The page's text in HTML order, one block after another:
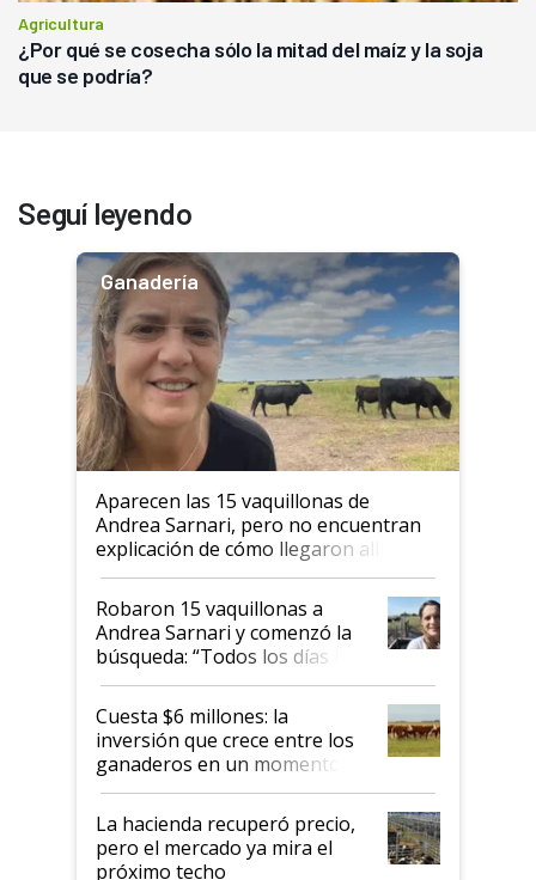
Agricultura
¿Por qué se cosecha sólo la mitad del maíz y la soja
que se podría?
Seguí leyendo
Ganadería
Aparecen las 15 vaquillonas de
Andrea Sarnari, pero no encuentran
explicación de cómo llegaron allí
Robaron 15 vaquillonas a
Andrea Sarnari y comenzó la
búsqueda: “Todos los días le
toca a algún productor”
Cuesta $6 millones: la
inversión que crece entre los
ganaderos en un momento
histórico para la actividad
La hacienda recuperó precio,
pero el mercado ya mira el
próximo techo